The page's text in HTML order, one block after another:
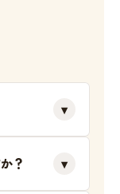
▾
？ ▾